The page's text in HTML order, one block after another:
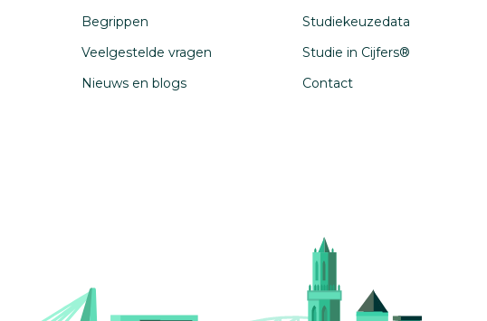
Begrippen
Veelgestelde vragen
Nieuws en blogs
Studiekeuzedata
Studie in Cijfers®
Contact